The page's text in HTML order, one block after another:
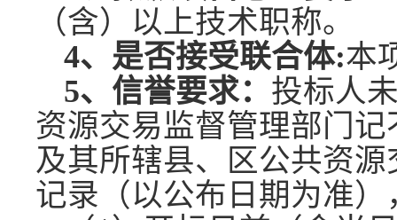
（含）以上技术职称。
4、是否接受联合体:本
5、信誉要求： 投标人
资源交易监督管理部门
及其所辖县、区公共资
记录（以公布日期为准